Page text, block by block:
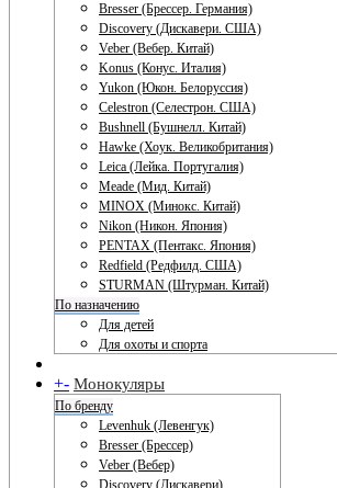
Bresser (Брессер. Германия)
Discovery (Дискавери. США)
Veber (Вебер. Китай)
Konus (Конус. Италия)
Yukon (Юкон. Белоруссия)
Celestron (Селестрон. США)
Bushnell (Бушнелл. Китай)
Hawke (Хоук. Великобритания)
Leica (Лейка. Португалия)
Meade (Мид. Китай)
MINOX (Минокс. Китай)
Nikon (Никон. Япония)
PENTAX (Пентакс. Япония)
Redfield (Редфилд. США)
STURMAN (Штурман. Китай)
По назначению
Для детей
Для охоты и спорта
+- Монокуляры
По бренду
Levenhuk (Левенгук)
Bresser (Брессер)
Veber (Вебер)
Discovery (Дискавери)